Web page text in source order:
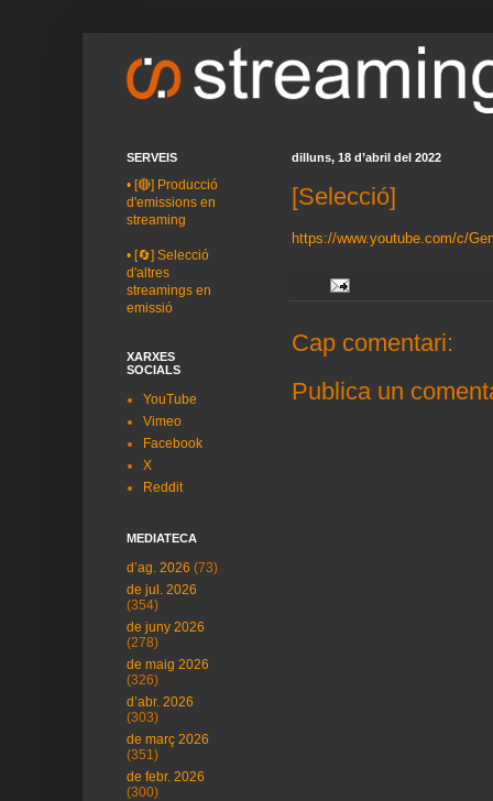
dilluns, 18 d’abril del 2022
[Selecció]
https://www.youtube.com/c/
Cap comentari:
Publica un
SERVEIS
• [🔴] Producció
d'emissions en
streaming
• [🔄] Selecció
d'altres
streamings en
emissió
XARXES
SOCIALS
YouTube
Vimeo
Facebook
X
Reddit
MEDIATECA
d’ag. 2026 (73)
de jul. 2026
(354)
de juny 2026
(278)
de maig 2026
(326)
d’abr. 2026
(303)
de març 2026
(351)
de febr. 2026
(300)